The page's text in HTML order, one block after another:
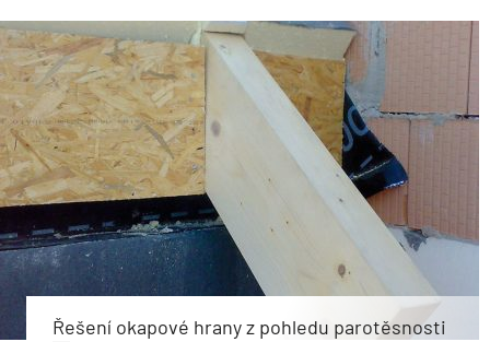
Řešení okapové hrany z pohledu parotěsnosti